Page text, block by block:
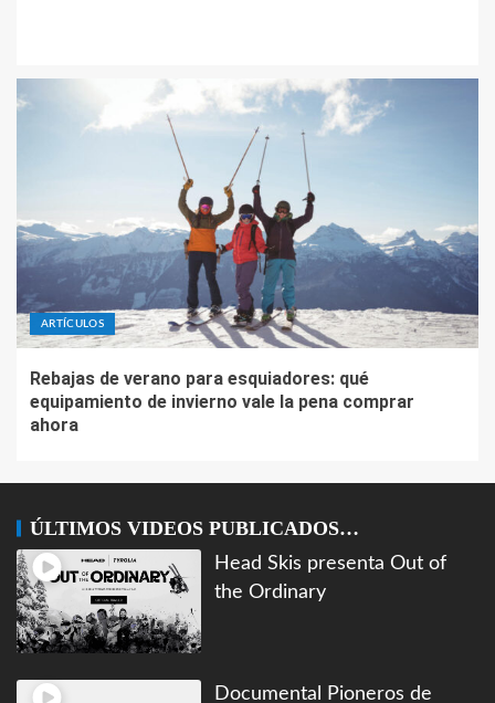
ARTÍCULOS
Rebajas de verano para esquiadores: qué
equipamiento de invierno vale la pena comprar
ahora
ÚLTIMOS VIDEOS PUBLICADOS…
Head Skis presenta Out of
the Ordinary
Documental Pioneros de